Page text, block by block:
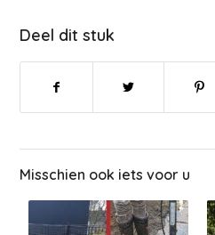
Deel dit stuk
Misschien ook iets voor u